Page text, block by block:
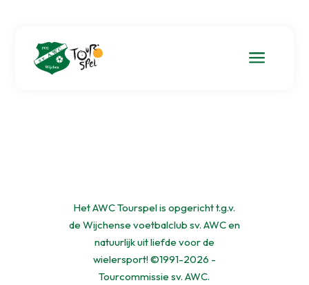
a
Het AWC Tourspel is opgericht t.g.v.
de Wijchense voetbalclub sv. AWC en
natuurlijk uit liefde voor de
wielersport! ©1991-2026 -
Tourcommissie sv. AWC.